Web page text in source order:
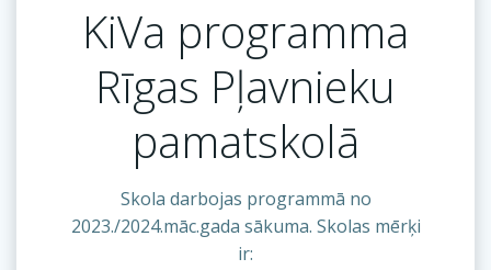
KiVa programma
Rīgas Pļavnieku
pamatskolā
Skola darbojas programmā no
2023./2024.māc.gada sākuma. Skolas mērķi
ir: